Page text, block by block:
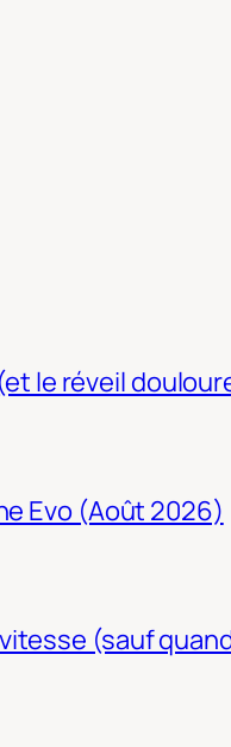
le réveil
Evo (Août 2026)
(sauf